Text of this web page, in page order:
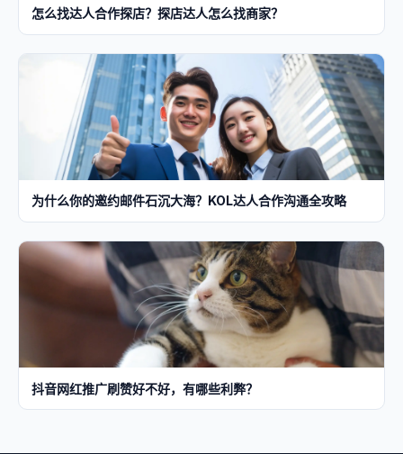
怎么找达人合作探店？探店达人怎么找商家？
为什么你的邀约邮件石沉大海？KOL达人合作沟通全攻略
抖音网红推广刷赞好不好，有哪些利弊？